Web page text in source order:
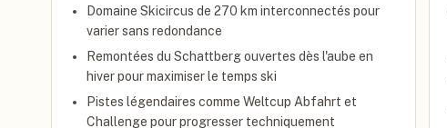
Domaine Skicircus de 270 km interconnectés pour
varier sans redondance
Remontées du Schattberg ouvertes dès l'aube en
hiver pour maximiser le temps ski
Pistes légendaires comme Weltcup Abfahrt et
Challenge pour progresser techniquement